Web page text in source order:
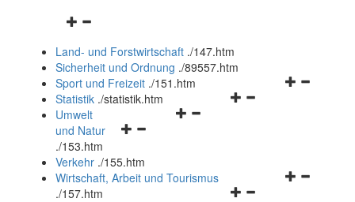
Navigationsmenü
und
schließen
Land- und Forstwirtschaft ./147.htm
Sicherheit und Ordnung ./89557.htm
Navigationsmenü
Sport und Freizeit ./151.htm
Navigationsmenü
Statistik ./statistik.htm
Navigationsmenü
und
schließen
Umwelt
und Natur
./153.htm
Verkehr ./155.htm
Navigationsmenü
Wirtschaft, Arbeit und Tourismus
./157.htm